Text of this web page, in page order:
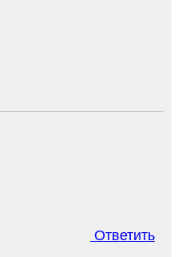
Ответить